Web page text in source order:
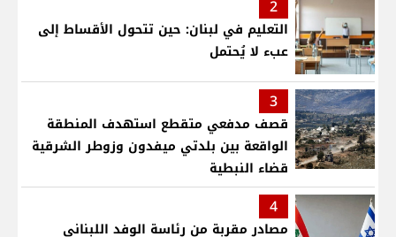
2
التعليم في لبنان: حين تتحول الأقساط إلى
عبء لا يُحتمل
3
قصف مدفعي متقطع استهدف المنطقة
الواقعة بين بلدتي ميفدون وزوطر الشرقية
قضاء النبطية
4
مصادر مقربة من رئاسة الوفد اللبناني